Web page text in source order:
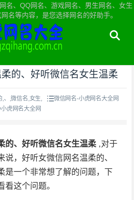
名、QQ网名、游戏网名、男生网名、女生
名等内容，是您选择网名的好助手。
首页>微信网名
的、好听微信名女生温柔
,、,微信名,女生,
微信网名-小虎网名大全网
小虎网名大全网
的、好听微信名女生温柔 ,对于
说，好听女微信网名温柔的、
是一个非常想了解的问题，下
看这个问题。